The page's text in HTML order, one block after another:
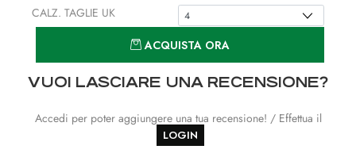
CALZ. TAGLIE UK
ACQUISTA ORA
VUOI LASCIARE UNA RECENSIONE?
Accedi per poter aggiungere una tua recensione! / Effettua il
LOGIN